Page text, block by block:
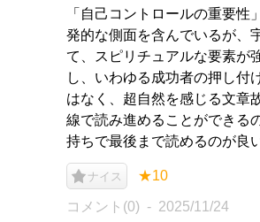
「自己コントロールの重要性
発的な側面を含んでいるが、
て、スピリチュアルな要素が
し、いわゆる成功者の押し付
はなく、超自然を感じる文章
線で読み進めることができる
持ちで最後まで読めるのが良い
ナイス ★10
コメント(0) 2025/11/24